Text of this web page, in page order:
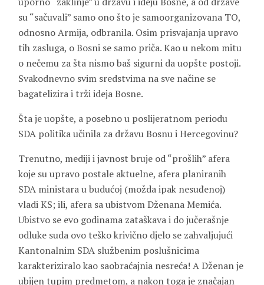
su “sačuvali” samo ono što je samoorganizovana TO,
odnosno Armija, odbranila. Osim prisvajanja upravo
tih zasluga, o Bosni se samo priča. Kao u nekom mitu
o nečemu za šta nismo baš sigurni da uopšte postoji.
Svakodnevno svim sredstvima na sve načine se
bagatelizira i trži ideja Bosne.
Šta je uopšte, a posebno u poslijeratnom periodu
SDA politika učinila za državu Bosnu i Hercegovinu?
Trenutno, mediji i javnost bruje od “prošlih” afera
koje su upravo postale aktuelne, afera planiranih
SDA ministara u budućoj (možda ipak nesuđenoj)
vladi KS; ili, afera sa ubistvom Dženana Memića.
Ubistvo se evo godinama zataškava i do jučerašnje
odluke suda ovo teško krivično djelo se zahvaljujući
Kantonalnim SDA službenim poslušnicima
karakteriziralo kao saobraćajnia nesreća! A Dženan je
ubijen tupim predmetom, a nakon toga je značajan